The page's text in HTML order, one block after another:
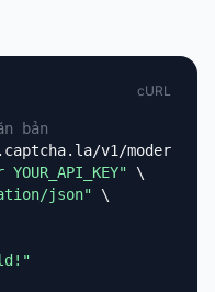
cURL
bản
v1/
\
json" \